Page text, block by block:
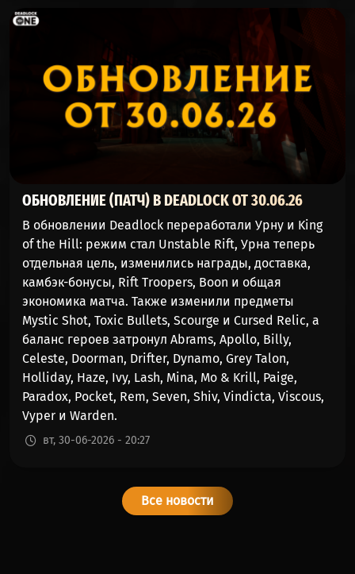
ОБНОВЛЕНИЕ (ПАТЧ) В DEADLOCK ОТ 30.06.26
В обновлении Deadlock переработали Урну и King
of the Hill: режим стал Unstable Rift, Урна теперь
отдельная цель, изменились награды, доставка,
камбэк-бонусы, Rift Troopers, Boon и общая
экономика матча. Также изменили предметы
Mystic Shot, Toxic Bullets, Scourge и Cursed Relic, а
баланс героев затронул Abrams, Apollo, Billy,
Celeste, Doorman, Drifter, Dynamo, Grey Talon,
Holliday, Haze, Ivy, Lash, Mina, Mo & Krill, Paige,
Paradox, Pocket, Rem, Seven, Shiv, Vindicta, Viscous,
Vyper и Warden.
вт, 30-06-2026 - 20:27
Все новости